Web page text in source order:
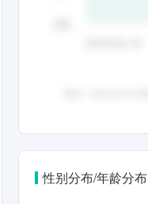
性别分布/年龄分布